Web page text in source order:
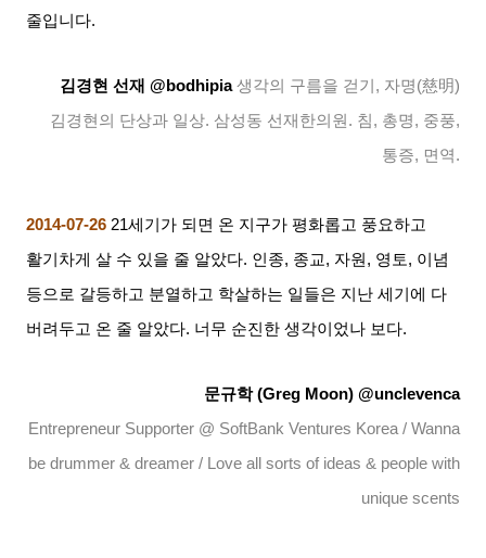
줄입니다.
김경현 선재 @bodhipia 생각의 구름을 걷기 , 자명(慈明)
김경현의 단상과 일상. 삼성동 선재한의원 . 침, 총명, 중풍,
통증, 면역.
2014-07-26 21세기가 되면 온 지구가 평화롭고 풍요하고
활기차게 살 수 있을 줄 알았다. 인종, 종교, 자원 , 영토, 이념
등으로 갈등하고 분열하고 학살하는 일들은 지난 세기에 다
버려두고 온 줄 알았다. 너무 순진한 생각이었나 보다.
문규학(Greg Moon) @unclevenca
Entrepreneur Supporter @ SoftBank Ventures Korea / Wanna
be drummer & dreamer / Love all sorts of ideas & people with
unique scents